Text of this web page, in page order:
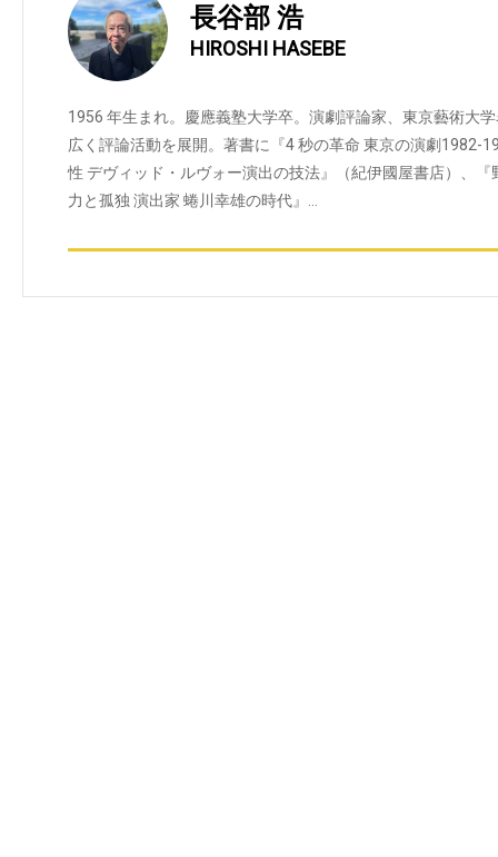
長谷部 浩
HIROSHI HASEBE
1956 年生まれ。慶應義塾大学卒。演劇評論家、東京藝術大
広く評論活動を展開。著書に『4 秒の革命 東京の演劇1982-
性 デヴィッド・ルヴォー演出の技法』（紀伊國屋書店）、
力と孤独 演出家 蜷川幸雄の時代』…